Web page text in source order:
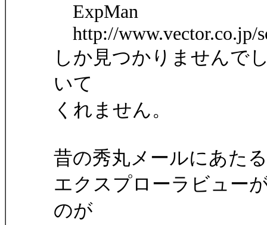
ExpMan
http://www.vector.co.jp/
しか見つかりませんで
いて
くれません。
昔の秀丸メールにあた
エクスプローラビュー
のが